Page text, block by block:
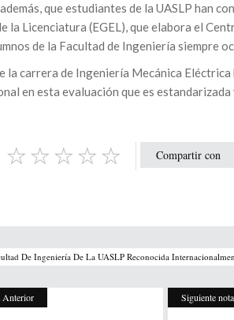
que estudiantes de la UASLP han
la Licenciatura (EGEL), que elabora el
de la Facultad de Ingeniería siempre
la carrera de Ingeniería Mecánica
en esta evaluación que es
Compartir con
De Ingeniería De La UASLP Reconocida
Anterior Siguiente nota